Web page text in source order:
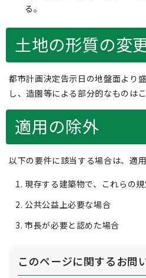
る。
土地の形質の変
都市計画決定告示日の地盤面より
し、造園等による部分的なものは
適用の除外
以下の要件に該当する場合は、適用
現存する建築物で、これらの
公共公益上必要な場合
市長が必要と認めた場合
このページに関するお問